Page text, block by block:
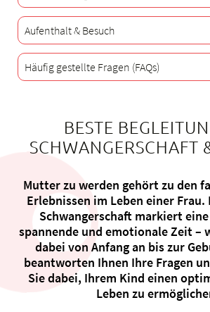
Über uns
Zuweisende
Jobs & Karriere
Qualität
Fachbereiche
Personen
Veranstaltungen & Kurse
Notaufnahme
Aufenthalt & Besuch
Häufig gestellte Fragen (FAQs)
BESTE
SCHWANGERSCHAFT
Mutter zu werden gehört zu den
Erlebnissen im Leben einer Frau.
Schwangerschaft markiert
spannende und emotionale Zeit –
dabei von Anfang an bis zur
beantworten Ihnen Ihre Fragen
Sie dabei, Ihrem Kind einen
Leben zu